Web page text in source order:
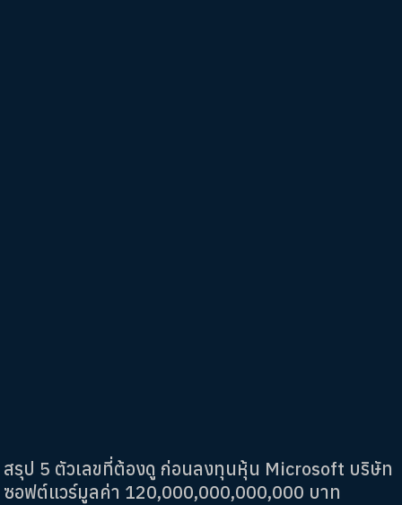
สรุป 5 ตัวเลขที่ต้องดู ก่อนลงทุนหุ้น Microsoft บริษัท
ซอฟต์แวร์มูลค่า 120,000,000,000,000 บาท